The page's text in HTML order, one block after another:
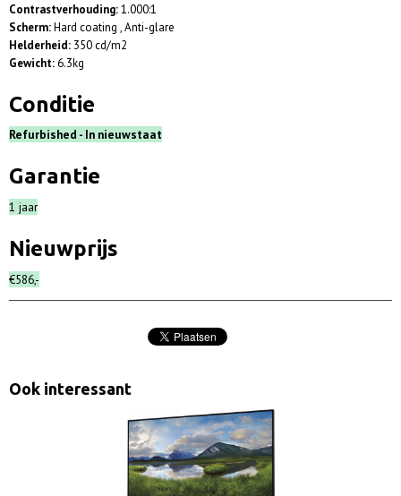
Contrastverhouding:1.000:1
Scherm:Hard coating , Anti-glare
Helderheid: 350 cd/m2
Gewicht:6.3kg
Conditie
Refurbished - In nieuwstaat
Garantie
1 jaar
Nieuwprijs
€586,-
Ook interessant